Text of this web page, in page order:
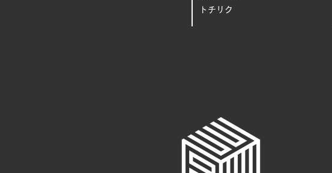
トチリク